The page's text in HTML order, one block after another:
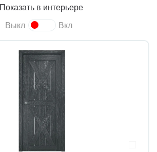
Показать в интерьере
Выкл Вкл